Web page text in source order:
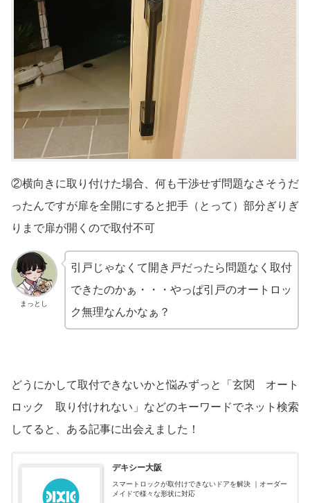
②横向きに取り付けた場合、何も干渉せず問題なさそうだ
ったんですが扉を全開にすると把手（とって）部分ぎりぎ
りまで扉が開くので取付不可
まっとし
引戸じゃなくて開き戸だったら問題なく取付
できたのかぁ・・・やっぱ引戸のオートロッ
ク無理なんかなぁ？
どうにかして取付できないかと悩みずっと「玄関 オート
ロック 取り付けれない」などのキーワードでネット検索
してると、ある記事に出会えました！
デキシー大阪
スマートロックが取付けできないドアを解決 ｜オーダー
メイドで様々な形状に対応